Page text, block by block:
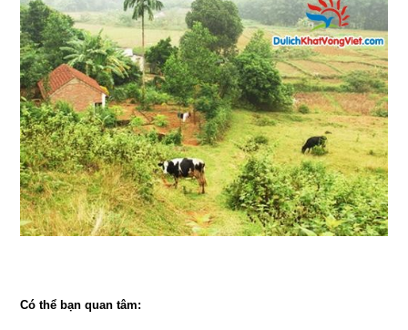
Có thể bạn quan tâm: